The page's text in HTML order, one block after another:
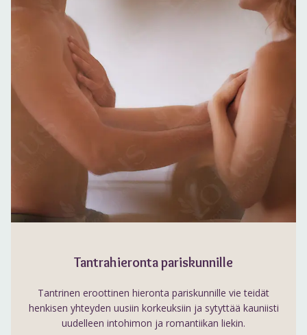
Tantrahieronta pariskunnille
Tantrinen eroottinen hieronta pariskunnille vie teidät
henkisen yhteyden uusiin korkeuksiin ja sytyttää kauniisti
uudelleen intohimon ja romantiikan liekin.